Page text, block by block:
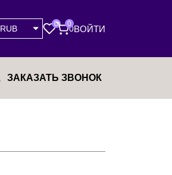
RUB
0 0
0ВОЙТИ
ЗАКАЗАТЬ ЗВОНОК